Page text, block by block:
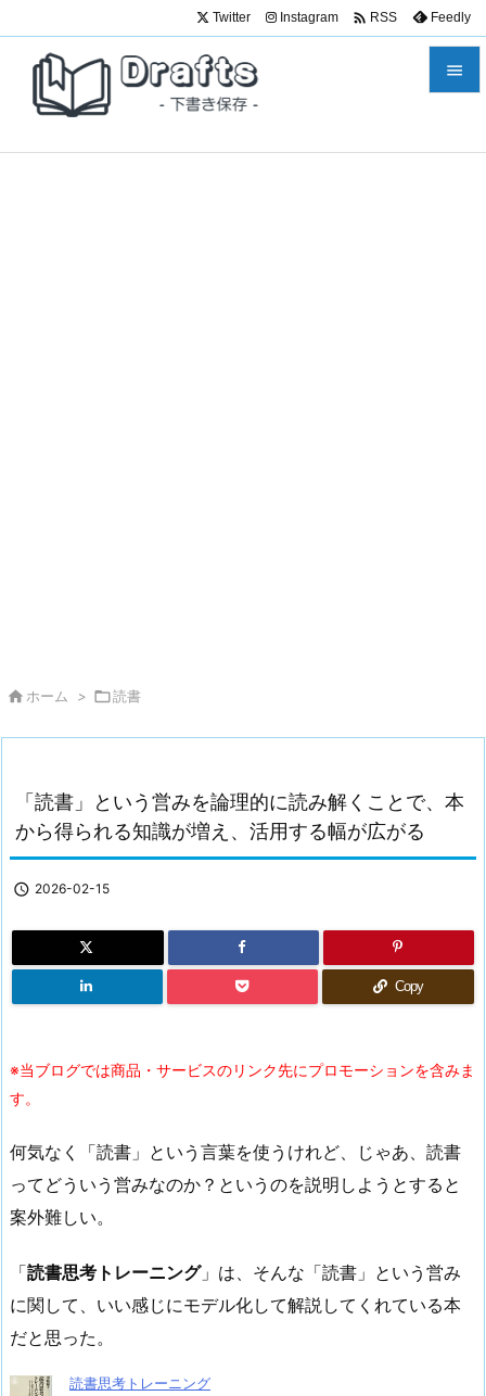

Twitter Instagram  RSS Feedly
 ホーム > 読書
「読書」という営みを論理的に読み解くことで、本
から得られる知識が増え、活用する幅が広がる
 2026-02-15
Copy
※当ブログでは商品・サービスのリンク先にプロモーションを含みま
す。
何気なく「読書」という言葉を使うけれど、じゃあ、読書
ってどういう営みなのか？というのを説明しようとすると
案外難しい。
「読書思考トレーニング」は、そんな「読書」という営み
に関して、いい感じにモデル化して解説してくれている本
だと思った。
読書思考トレーニング